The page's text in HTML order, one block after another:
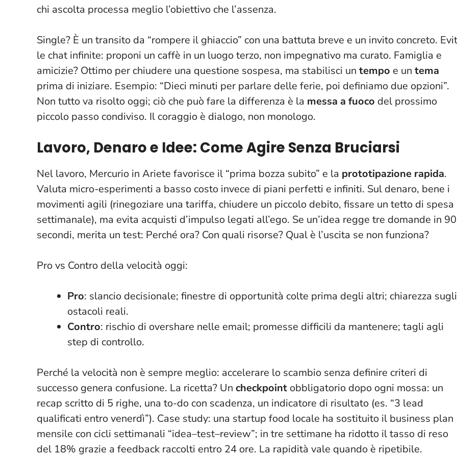
chi ascolta processa meglio l’obiettivo che l’assenza.
Single? È un transito da “rompere il ghiaccio” con una battuta breve e un invito concreto.
le chat infinite: proponi un caffè in un luogo terzo, non impegnativo ma curato. Famiglia e
amicizie? Ottimo per chiudere una questione sospesa, ma stabilisci un tempo e un tema
prima di iniziare. Esempio: “Dieci minuti per parlare delle ferie, poi definiamo due opzioni”.
Non tutto va risolto oggi; ciò che può fare la differenza è la messa a fuoco del prossimo
piccolo passo condiviso. Il coraggio è dialogo, non monologo.
Lavoro, Denaro e Idee: Come Agire Senza Bruciarsi
Nel lavoro, Mercurio in Ariete favorisce il “prima bozza subito” e la prototipazione rapida.
Valuta micro-esperimenti a basso costo invece di piani perfetti e infiniti. Sul denaro, bene i
movimenti agili (rinegoziare una tariffa, chiudere un piccolo debito, fissare un tetto di spesa
settimanale), ma evita acquisti d’impulso legati all’ego. Se un’idea regge tre domande in 90
secondi, merita un test: Perché ora? Con quali risorse? Qual è l’uscita se non funziona?
Pro vs Contro della velocità oggi:
Pro: slancio decisionale; finestre di opportunità colte prima degli altri; chiarezza sugli
ostacoli reali.
Contro: rischio di overshare nelle email; promesse difficili da mantenere; tagli agli
step di controllo.
Perché la velocità non è sempre meglio: accelerare lo scambio senza definire criteri di
successo genera confusione. La ricetta? Un checkpoint obbligatorio dopo ogni mossa: un
recap scritto di 5 righe, una to-do con scadenza, un indicatore di risultato (es. “3 lead
qualificati entro venerdì”). Case study: una startup food locale ha sostituito il business plan
mensile con cicli settimanali “idea–test–review”; in tre settimane ha ridotto il tasso di reso
del 18% grazie a feedback raccolti entro 24 ore. La rapidità vale quando è ripetibile.